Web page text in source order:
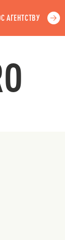
АГЕНТСТВУ